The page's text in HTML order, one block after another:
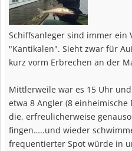
Schiffsanleger sind immer ein
"Kantikalen". Sieht zwar für
kurz vorm Erbrechen an der
Mittlerweile war es 15 Uhr
etwa 8 Angler (8
die, erfreulicherweise
fingen…..und wieder
frequentierter Spot würde in